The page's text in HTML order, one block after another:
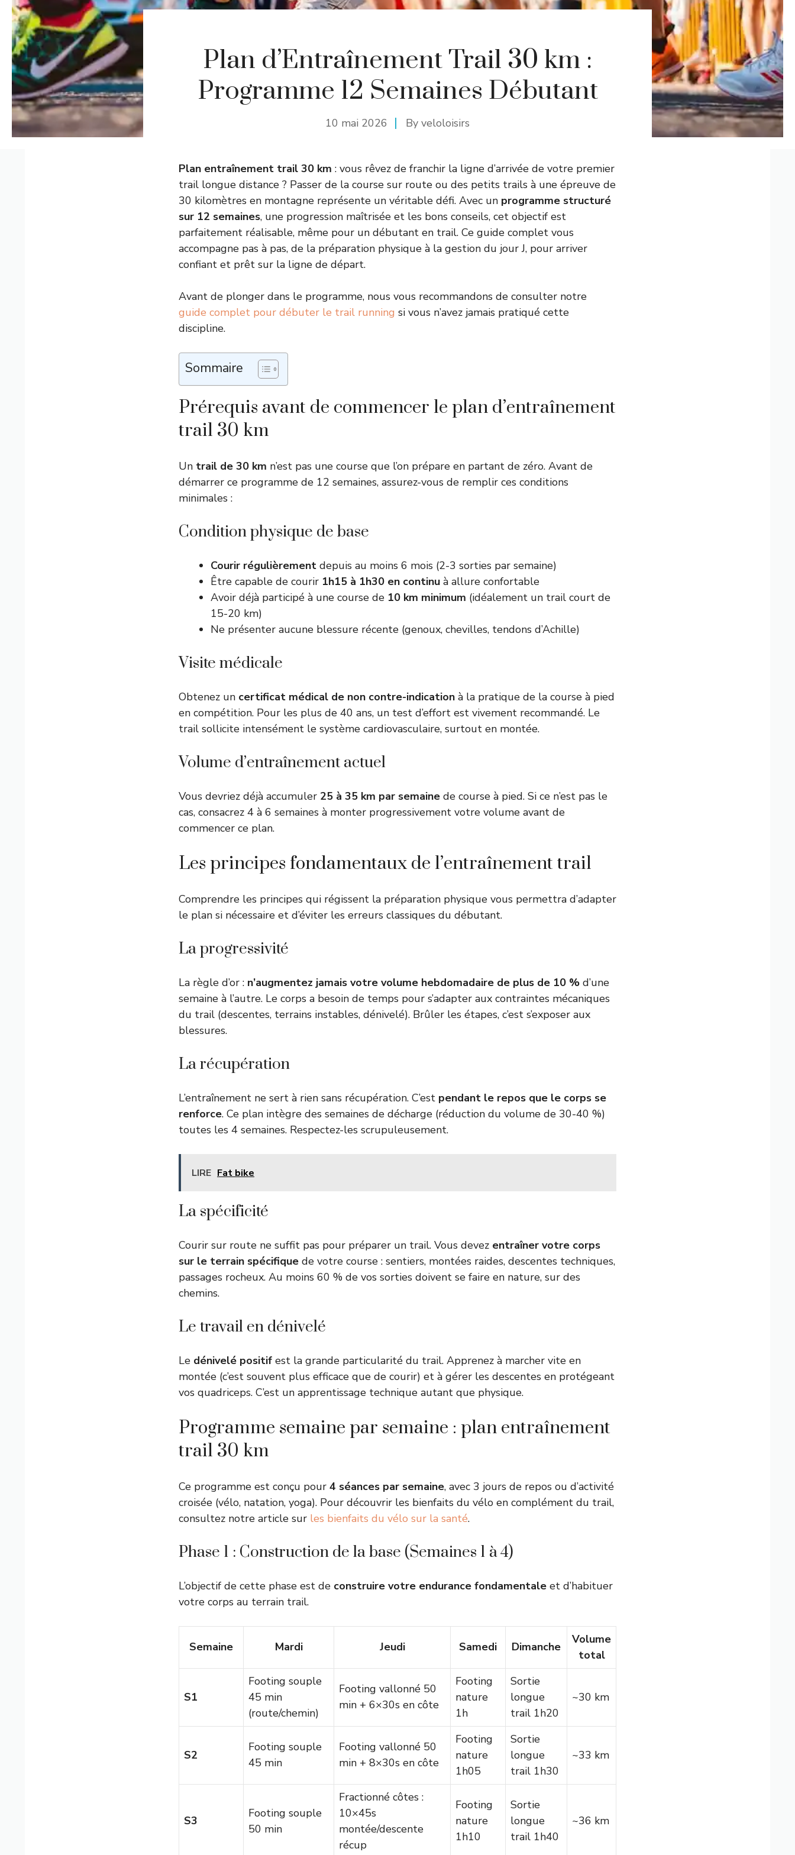
Plan d’Entraînement Trail 30 km :
Programme 12 Semaines Débutant
10 mai 2026 By veloloisirs
Plan entraînement trail 30 km : vous rêvez de franchir la ligne d’arrivée de votre premier
trail longue distance ? Passer de la course sur route ou des petits trails à une épreuve de
30 kilomètres en montagne représente un véritable défi. Avec un programme structuré
sur 12 semaines, une progression maîtrisée et les bons conseils, cet objectif est
parfaitement réalisable, même pour un débutant en trail. Ce guide complet vous
accompagne pas à pas, de la préparation physique à la gestion du jour J, pour arriver
confiant et prêt sur la ligne de départ.
Avant de plonger dans le programme, nous vous recommandons de consulter notre
guide complet pour débuter le trail running si vous n’avez jamais pratiqué cette
discipline.
Sommaire
Prérequis avant de commencer le plan d’entraînement
trail 30 km
Un trail de 30 km n’est pas une course que l’on prépare en partant de zéro. Avant de
démarrer ce programme de 12 semaines, assurez-vous de remplir ces conditions
minimales :
Condition physique de base
Courir régulièrement depuis au moins 6 mois (2-3 sorties par semaine)
Être capable de courir 1h15 à 1h30 en continu à allure confortable
Avoir déjà participé à une course de 10 km minimum (idéalement un trail court de
15-20 km)
Ne présenter aucune blessure récente (genoux, chevilles, tendons d’Achille)
Visite médicale
Obtenez un certificat médical de non contre-indication à la pratique de la course à pied
en compétition. Pour les plus de 40 ans, un test d’effort est vivement recommandé. Le
trail sollicite intensément le système cardiovasculaire, surtout en montée.
Volume d’entraînement actuel
Vous devriez déjà accumuler 25 à 35 km par semaine de course à pied. Si ce n’est pas le
cas, consacrez 4 à 6 semaines à monter progressivement votre volume avant de
commencer ce plan.
Les principes fondamentaux de l’entraînement trail
Comprendre les principes qui régissent la préparation physique vous permettra d’adapter
le plan si nécessaire et d’éviter les erreurs classiques du débutant.
La progressivité
La règle d’or : n’augmentez jamais votre volume hebdomadaire de plus de 10 % d’une
semaine à l’autre. Le corps a besoin de temps pour s’adapter aux contraintes mécaniques
du trail (descentes, terrains instables, dénivelé). Brûler les étapes, c’est s’exposer aux
blessures.
La récupération
L’entraînement ne sert à rien sans récupération. C’est pendant le repos que le corps se
renforce. Ce plan intègre des semaines de décharge (réduction du volume de 30-40 %)
toutes les 4 semaines. Respectez-les scrupuleusement.
LIRE Fat bike
La spécificité
Courir sur route ne suffit pas pour préparer un trail. Vous devez entraîner votre corps
sur le terrain spécifique de votre course : sentiers, montées raides, descentes techniques,
passages rocheux. Au moins 60 % de vos sorties doivent se faire en nature, sur des
chemins.
Le travail en dénivelé
Le dénivelé positif est la grande particularité du trail. Apprenez à marcher vite en
montée (c’est souvent plus efficace que de courir) et à gérer les descentes en protégeant
vos quadriceps. C’est un apprentissage technique autant que physique.
Programme semaine par semaine : plan entraînement
trail 30 km
Ce programme est conçu pour 4 séances par semaine, avec 3 jours de repos ou d’activité
croisée (vélo, natation, yoga). Pour découvrir les bienfaits du vélo en complément du trail,
consultez notre article sur les bienfaits du vélo sur la santé.
Phase 1 : Construction de la base (Semaines 1 à 4)
L’objectif de cette phase est de construire votre endurance fondamentale et d’habituer
votre corps au terrain trail.
Semaine Mardi Jeudi Samedi Dimanche
Volume
total
S1
Footing souple
45 min
(route/chemin)
Footing vallonné 50
min + 6×30s en côte
Footing
nature
1h
Sortie
longue
trail 1h20
~30 km
S2
Footing souple
45 min
Footing vallonné 50
min + 8×30s en côte
Footing
nature
1h05
Sortie
longue
trail 1h30
~33 km
S3
Footing souple
50 min
Fractionné côtes :
10×45s
montée/descente
récup
Footing
nature
1h10
Sortie
longue
trail 1h40
~36 km